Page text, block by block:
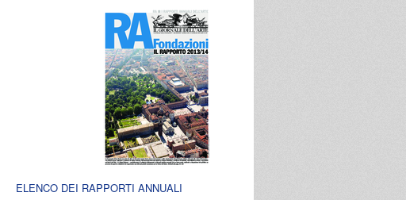
ELENCO DEI RAPPORTI ANNUALI